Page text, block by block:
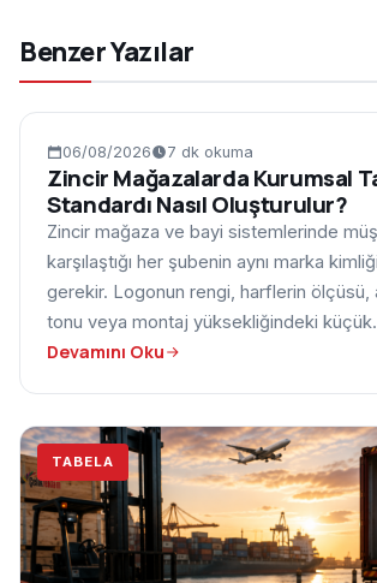
Benzer Yazılar
TABELA
06/08/2026 7 dk okuma
Zincir Mağazalarda Kurumsal
Standardı Nasıl Oluşturulur?
Zincir mağaza ve bayi sistemlerinde
karşılaştığı her şubenin aynı marka
gerekir. Logonun rengi, harflerin ölçüsü,
tonu veya montaj yüksekliğindeki
Devamını Oku
TABELA